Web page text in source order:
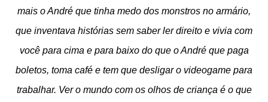
mais o André que tinha medo dos monstros no armário,
que inventava histórias sem saber ler direito e vivia com
você para cima e para baixo do que o André que paga
boletos, toma café e tem que desligar o videogame para
trabalhar. Ver o mundo com os olhos de criança é o que